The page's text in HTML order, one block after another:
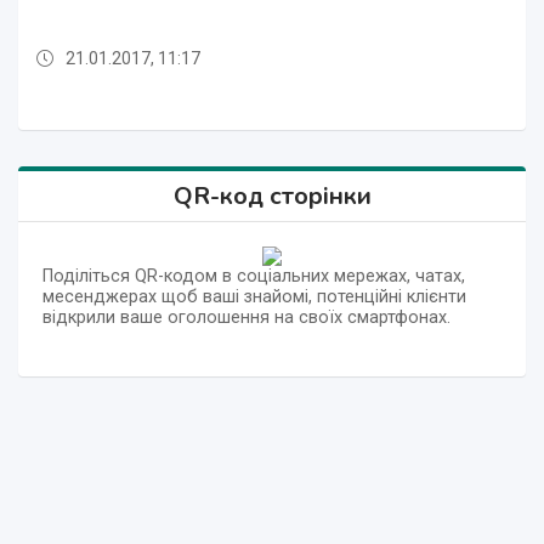
21.01.2017, 11:17
QR-код сторінки
Поділіться QR-кодом в соціальних мережах, чатах,
месенджерах щоб ваші знайомі, потенційні клієнти
відкрили ваше оголошення на своїх смартфонах.